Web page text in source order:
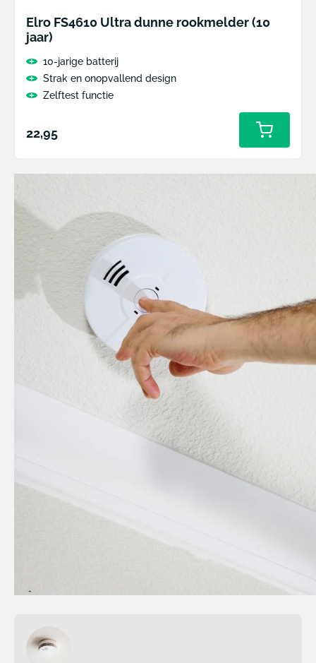
Elro FS4610 Ultra dunne rookmelder (10
jaar)
10-jarige batterij
Strak en onopvallend design
Zelftest functie
Normale
22,95
aan